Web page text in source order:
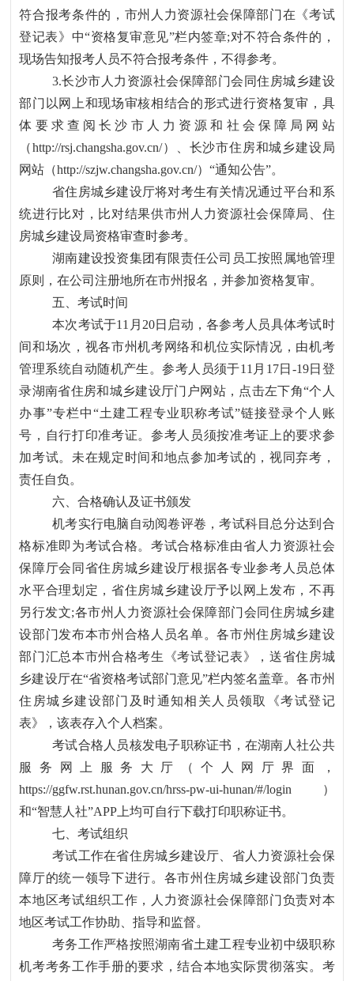
符合报考条件的，市州人力资源社会保障部门在《考试
登记表》中“资格复审意见”栏内签章;对不符合条件的，
现场告知报考人员不符合报考条件，不得参考。
3.长沙市人力资源社会保障部门会同住房城乡建设
部门以网上和现场审核相结合的形式进行资格复审，具
体要求查阅长沙市人力资源和社会保障局网站
（http://rsj.changsha.gov.cn/）、长沙市住房和城乡建设局
网站（http://szjw.changsha.gov.cn/）“通知公告”。
省住房城乡建设厅将对考生有关情况通过平台和系
统进行比对，比对结果供市州人力资源社会保障局、住
房城乡建设局资格审查时参考。
湖南建设投资集团有限责任公司员工按照属地管理
原则，在公司注册地所在市州报名，并参加资格复审。
五、考试时间
本次考试于11月20日启动，各参考人员具体考试时
间和场次，视各市州机考网络和机位实际情况，由机考
管理系统自动随机产生。参考人员须于11月17日-19日登
录湖南省住房和城乡建设厅门户网站，点击左下角“个人
办事”专栏中“土建工程专业职称考试”链接登录个人账
号，自行打印准考证。参考人员须按准考证上的要求参
加考试。未在规定时间和地点参加考试的，视同弃考，
责任自负。
六、合格确认及证书颁发
机考实行电脑自动阅卷评卷，考试科目总分达到合
格标准即为考试合格。考试合格标准由省人力资源社会
保障厅会同省住房城乡建设厅根据各专业参考人员总体
水平合理划定，省住房城乡建设厅予以网上发布，不再
另行发文;各市州人力资源社会保障部门会同住房城乡建
设部门发布本市州合格人员名单。各市州住房城乡建设
部门汇总本市州合格考生《考试登记表》，送省住房城
乡建设厅在“省资格考试部门意见”栏内签名盖章。各市州
住房城乡建设部门及时通知相关人员领取《考试登记
表》，该表存入个人档案。
考试合格人员核发电子职称证书，在湖南人社公共
服务网上服务大厅
（个人网厅界面，
https://ggfw.rst.hunan.gov.cn/hrss-pw-ui-hunan/#/login ）
和“智慧人社”APP 上均可自行下载打印职称证书。
七、考试组织
考试工作在省住房城乡建设厅、省人力资源社会保
障厅的统一领导下进行。各市州住房城乡建设部门负责
本地区考试组织工作，人力资源社会保障部门负责对本
地区考试工作协助、指导和监督。
考务工作严格按照湖南省土建工程专业初中级职称
机考考务工作手册的要求，结合本地实际贯彻落实。考